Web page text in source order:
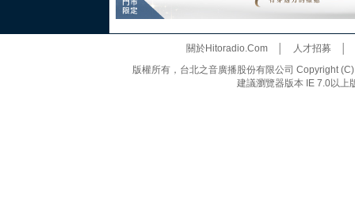
關於Hitoradio.Com│ 人才招募
版權所有，台北之音廣播股份有限公司 Copyright
建議瀏覽器版本 IE 7.0以上